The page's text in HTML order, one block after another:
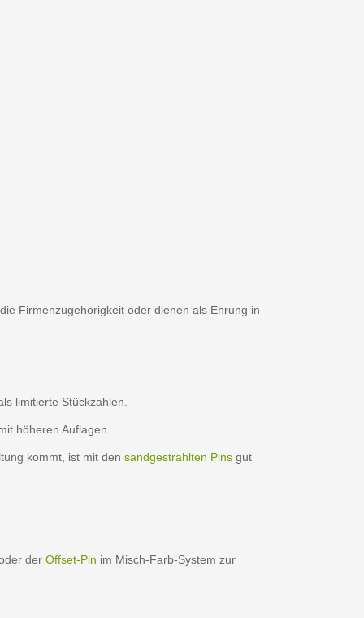
Firmenzugehörigkeit oder dienen als Ehrung in
limitierte Stückzahlen.
höheren Auflagen.
kommt, ist mit den sandgestrahlten Pins gut
der Offset-Pin im Misch-Farb-System zur